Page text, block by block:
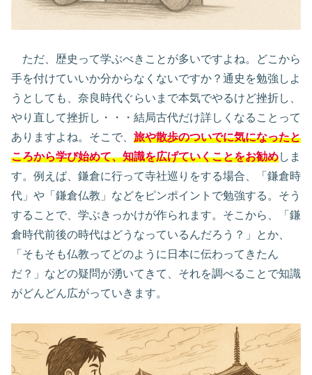
ただ、歴史って学ぶべきことが多いですよね。どこから
手を付けていいか分からなくないですか？通史を勉強しよ
うとしても、奈良時代ぐらいまで本気でやるけど挫折し、
やり直して挫折し・・・結局古代だけ詳しくなることって
ありますよね。そこで、 旅や散歩のついでに気になったと
ころから学び始めて、知識を広げていくことをお勧めしま
す。例えば、鎌倉に行って寺社巡りをする場合、「鎌倉時
代」や「鎌倉仏教」などをピンポイントで勉強する。そう
することで、学ぶきっかけが作られます。そこから、「鎌
倉時代前後の時代はどうなっているんだろう？」とか、
「そもそも仏教ってどのように日本に伝わってきたん
だ？」などの疑問が湧いてきて、それを調べることで知識
がどんどん広がっていきます。